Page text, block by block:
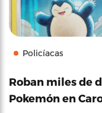
Policíacas
Roban miles de
Pokemón en